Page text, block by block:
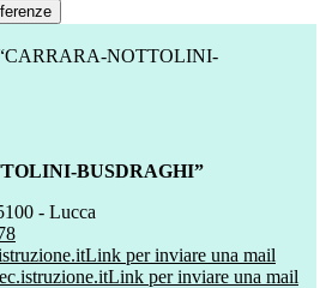
NOTTOLINI-
BUSDRAGHI”
- Lucca
Link per inviare una mail
Link per inviare una mail